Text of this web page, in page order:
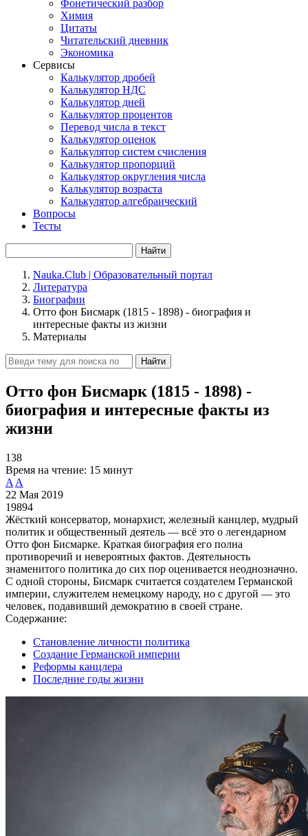
Фонетический разбор
Химия
Цитаты
Читательский дневник
Экономика
Сервисы
Калькулятор дробей
Калькулятор НДС
Калькулятор дней
Калькулятор процентов
Перевод числа в текст
Калькулятор оценок
Калькулятор систем счисления
Калькулятор пропорций
Калькулятор округления числа
Калькулятор возраста
Калькулятор алгебраический
Вопросы
Тесты
Найти
Nauka.Club | Образовательный портал
Литература
Биографии
Отто фон Бисмарк (1815 - 1898) - биография и
интересные факты из жизни
Материалы
Найти
Отто фон Бисмарк (1815 - 1898) -
биография и интересные факты из
жизни
138
Время на чтение: 15 минут
A A
22 Мая 2019
19894
Жёсткий консерватор, монархист, железный канцлер, мудрый
политик и общественный деятель — всё это о легендарном
Отто фон Бисмарке. Краткая биография его полна
противоречий и невероятных фактов. Деятельность
знаменитого политика до сих пор оценивается неоднозначно.
С одной стороны, Бисмарк считается создателем Германской
империи, служителем немецкому народу, но с другой — это
человек, подавивший демократию в своей стране.
Содержание:
Становление личности политика
Создание Германской империи
Реформы канцлера
Последние годы жизни